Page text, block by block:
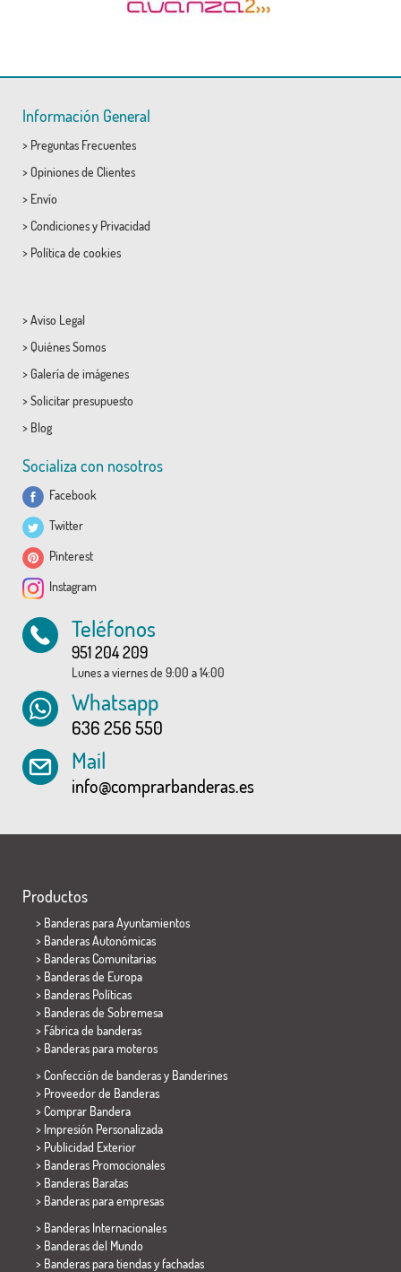
Información General
> Preguntas Frecuentes
> Opiniones de Clientes
> Envío
> Condicionesy Privacidad
> Política de cookies
> Aviso Legal
> Quiénes Somos
> Galería de imágenes
> Solicitar presupuesto
> Blog
Socializa con nosotros
Facebook
Twitter
Pinterest
Instagram
Teléfonos
951 204 209
Lunes a viernes de 9:00 a 14:00
Whatsapp
636 256 550
Mail
info@comprarbanderas.es
Productos
> Banderas para Ayuntamientos
> Banderas Autonómicas
> Banderas Comunitarias
> Banderas de Europa
> Banderas Políticas
> Banderas de Sobremesa
> Fábrica de banderas
> Banderas para moteros
> Confección de banderas y Banderines
> Proveedor de Banderas
> Comprar Bandera
> Impresión Personalizada
> Publicidad Exterior
> Banderas Promocionales
> Banderas Baratas
> Banderas para empresas
> Banderas Internacionales
> Banderas del Mundo
> Banderas para tiendas y fachadas